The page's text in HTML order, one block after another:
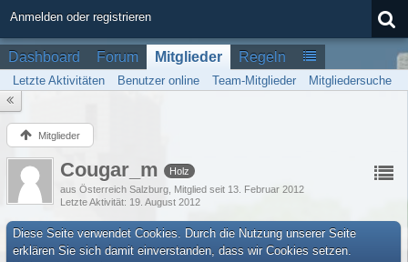
Anmelden oder registrieren
Dashboard Forum Mitglieder Regeln
Letzte Aktivitäten Benutzer online Team-Mitglieder Mitgliedersuche
Mitglieder
Cougar_m
Holz
aus Österreich Salzburg Mitglied seit 13. Februar 2012
Letzte Aktivität 19. August 2012
Diese Seite verwendet Cookies. Durch die Nutzung unserer Seite
erklären Sie sich damit einverstanden, dass wir Cookies setzen.